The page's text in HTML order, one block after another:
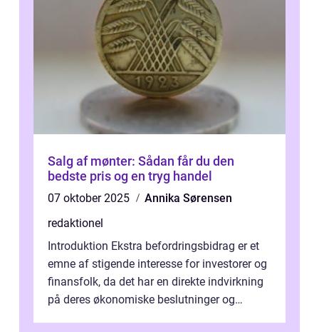
Salg af mønter: Sådan får du den
bedste pris og en tryg handel
07 oktober 2025
Annika Sørensen
redaktionel
Introduktion Ekstra befordringsbidrag er et
emne af stigende interesse for investorer og
finansfolk, da det har en direkte indvirkning
på deres økonomiske beslutninger og